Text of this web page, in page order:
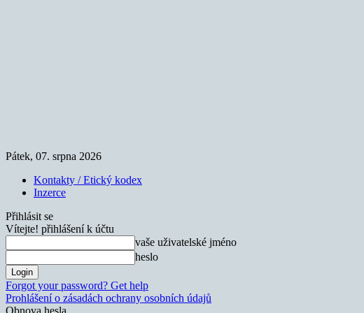
Pátek, 07. srpna 2026
Kontakty / Etický kodex
Inzerce
Přihlásit se
Vítejte! přihlášení k účtu
vaše uživatelské jméno
heslo
Forgot your password? Get help
Prohlášení o zásadách ochrany osobních údajů
Obnova hesla